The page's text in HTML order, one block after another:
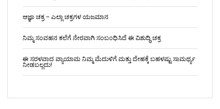
ಆಜ್ಞಾ ಚಕ್ರ – ಎಲ್ಲಾ ಚಕ್ರಗಳ ಯಜಮಾನ
ನಿಮ್ಮ ಸಂವಹನ ಕಲೆಗೆ ನೇರವಾಗಿ ಸಂಬಂಧಿಸಿದೆ ಈ ವಿಶುದ್ಧಿ ಚಕ್ರ
ಈ ಸರಳವಾದ ವ್ಯಾಯಾಮ ನಿಮ್ಮ ಮೆದುಳಿಗೆ ಮತ್ತು ದೇಹಕ್ಕೆ ಬಹಳಷ್ಟು ಸಾಮರ್ಥ್ಯ
ನೀಡಬಲ್ಲದು!